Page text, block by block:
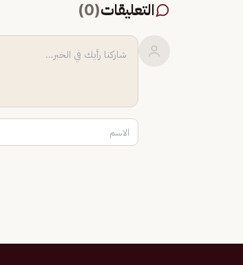
التعليقات(
0
)